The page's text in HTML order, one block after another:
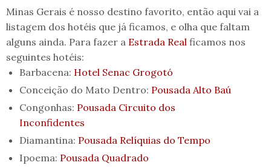
Minas Gerais é nosso destino favorito, então aqui vai a
listagem dos hotéis que já ficamos, e olha que faltam
alguns ainda. Para fazer a Estrada Real ficamos nos
seguintes hotéis:
Barbacena: Hotel Senac Grogotó
Conceição do Mato Dentro: Pousada Alto Baú
Congonhas: Pousada Circuito dos
Inconfidentes
Diamantina: Pousada Relíquias do Tempo
Ipoema: Pousada Quadrado